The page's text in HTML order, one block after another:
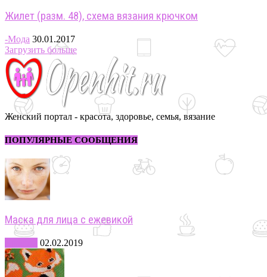
Жилет (разм. 48), схема вязания крючком
-Мода 30.01.2017
Загрузить больше
Женский портал - красота, здоровье, семья, вязание
ПОПУЛЯРНЫЕ СООБЩЕНИЯ
Маска для лица с ежевикой
02.02.2019